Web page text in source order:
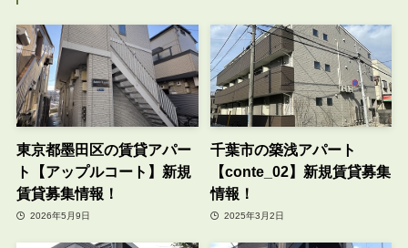
東京都墨田区の賃貸アパー
ト【アップルコート】新規
賃貸募集情報！
2026年5月9日
千葉市の築浅アパート
【conte_02】新規賃貸募集
情報！
2025年3月2日